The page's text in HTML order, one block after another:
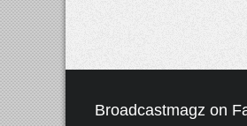
Broadcastmagz on